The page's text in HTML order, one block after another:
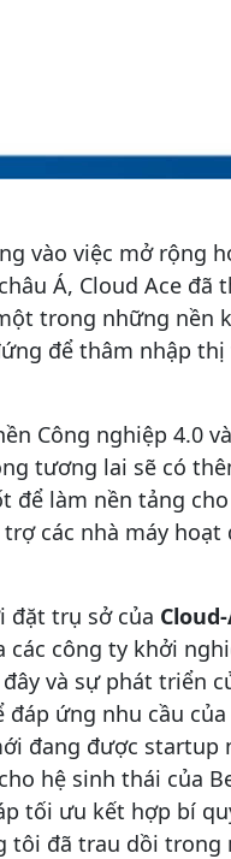
vào việc mở rộng
Á, Cloud Ace đã
trong những nền
để thâm nhập
Công nghiệp 4.0
tương lai sẽ có
để làm nền tảng
các nhà máy hoạt
đặt trụ sở của
công ty khởi
và sự phát triển
đáp ứng nhu cầu
đang được startup
hệ sinh thái của
tối ưu kết hợp bí
tôi đã trau dồi trong